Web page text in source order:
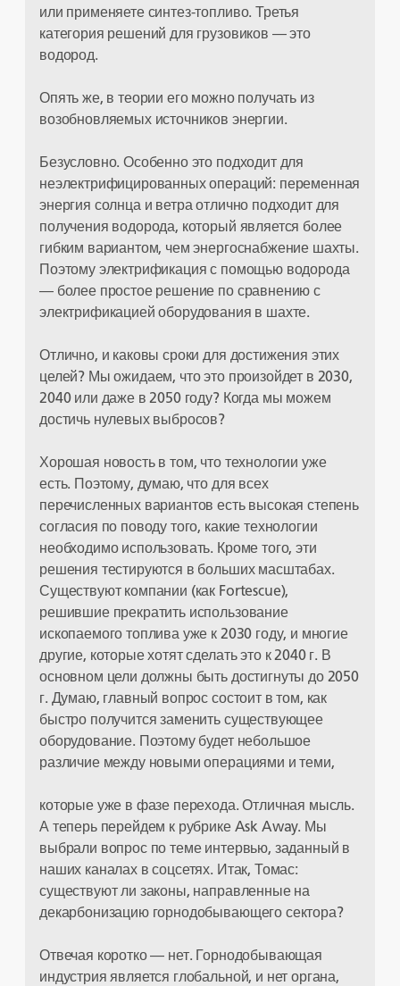
или применяете синтез-топливо. Третья
категория решений для грузовиков — это
водород.
Опять же, в теории его можно получать из
возобновляемых источников энергии.
Безусловно. Особенно это подходит для
неэлектрифицированных операций: переменная
энергия солнца и ветра отлично подходит для
получения водорода, который является более
гибким вариантом, чем энергоснабжение шахты.
Поэтому электрификация с помощью водорода
— более простое решение по сравнению с
электрификацией оборудования в шахте.
Отлично, и каковы сроки для достижения этих
целей? Мы ожидаем, что это произойдет в 2030,
2040 или даже в 2050 году? Когда мы можем
достичь нулевых выбросов?
Хорошая новость в том, что технологии уже
есть. Поэтому, думаю, что для всех
перечисленных вариантов есть высокая степень
согласия по поводу того, какие технологии
необходимо использовать. Кроме того, эти
решения тестируются в больших масштабах.
Существуют компании (как Fortescue),
решившие прекратить использование
ископаемого топлива уже к 2030 году, и многие
другие, которые хотят сделать это к 2040 г. В
основном цели должны быть достигнуты до 2050
г. Думаю, главный вопрос состоит в том, как
быстро получится заменить существующее
оборудование. Поэтому будет небольшое
различие между новыми операциями и теми,
которые уже в фазе перехода. Отличная мысль.
А теперь перейдем к рубрике Ask Away. Мы
выбрали вопрос по теме интервью, заданный в
наших каналах в соцсетях. Итак, Томас:
существуют ли законы, направленные на
декарбонизацию горнодобывающего сектора?
Отвечая коротко — нет. Горнодобывающая
индустрия является глобальной, и нет органа,